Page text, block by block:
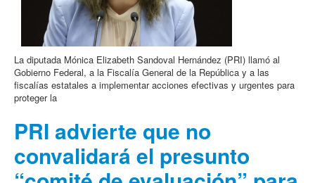
La diputada Mónica Elizabeth Sandoval Hernández (PRI) llamó al
Gobierno Federal, a la Fiscalía General de la República y a las
fiscalías estatales a implementar acciones efectivas y urgentes para
proteger la
PRI advierte que no
convalidará el presunto